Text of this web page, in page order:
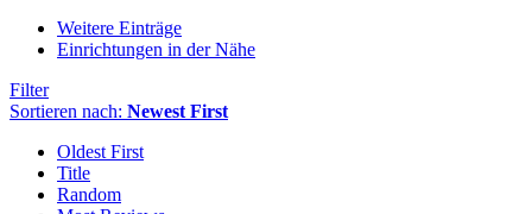
Weitere Einträge
Einrichtungen in der Nähe
Filter
Sortieren nach: Newest First
Oldest First
Title
Random